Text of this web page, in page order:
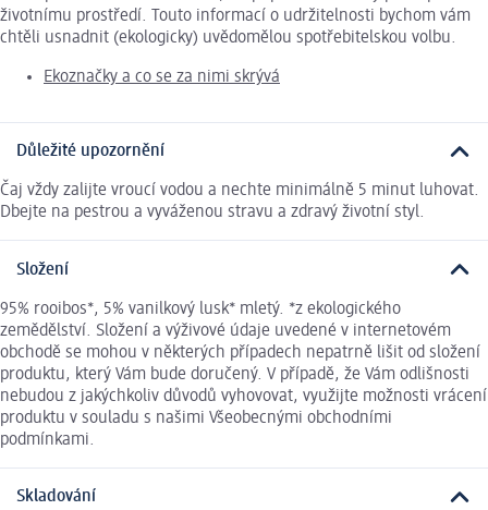
životnímu prostředí. Touto informací o udržitelnosti bychom vám
chtěli usnadnit (ekologicky) uvědomělou spotřebitelskou volbu.
Ekoznačky a co se za nimi skrývá
Důležité upozornění
Čaj vždy zalijte vroucí vodou a nechte minimálně 5 minut luhovat.
Dbejte na pestrou a vyváženou stravu a zdravý životní styl.
Složení
95% rooibos*, 5% vanilkový lusk* mletý. *z ekologického
zemědělství. Složení a výživové údaje uvedené v internetovém
obchodě se mohou v některých případech nepatrně lišit od složení
produktu, který Vám bude doručený. V případě, že Vám odlišnosti
nebudou z jakýchkoliv důvodů vyhovovat, využijte možnosti vrácení
produktu v souladu s našimi Všeobecnými obchodními
podmínkami.
Skladování